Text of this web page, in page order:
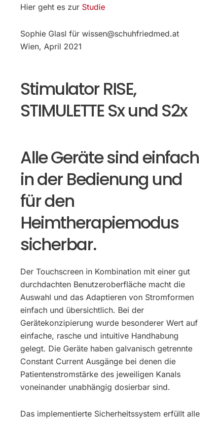
Hier geht es zur Studie
Sophie Glasl für wissen@schuhfriedmed.at
Wien, April 2021
Stimulator RISE,
STIMULETTE Sx und S2x
Alle Geräte sind einfach
in der Bedienung und
für den
Heimtherapiemodus
sicherbar.
Der Touchscreen in Kombination mit einer gut
durchdachten Benutzeroberfläche macht die
Auswahl und das Adaptieren von Stromformen
einfach und übersichtlich. Bei der
Gerätekonzipierung wurde besonderer Wert auf
einfache, rasche und intuitive Handhabung
gelegt. Die Geräte haben galvanisch getrennte
Constant Current Ausgänge bei denen die
Patientenstromstärke des jeweiligen Kanals
voneinander unabhängig dosierbar sind.
Das implementierte Sicherheitssystem erfüllt alle